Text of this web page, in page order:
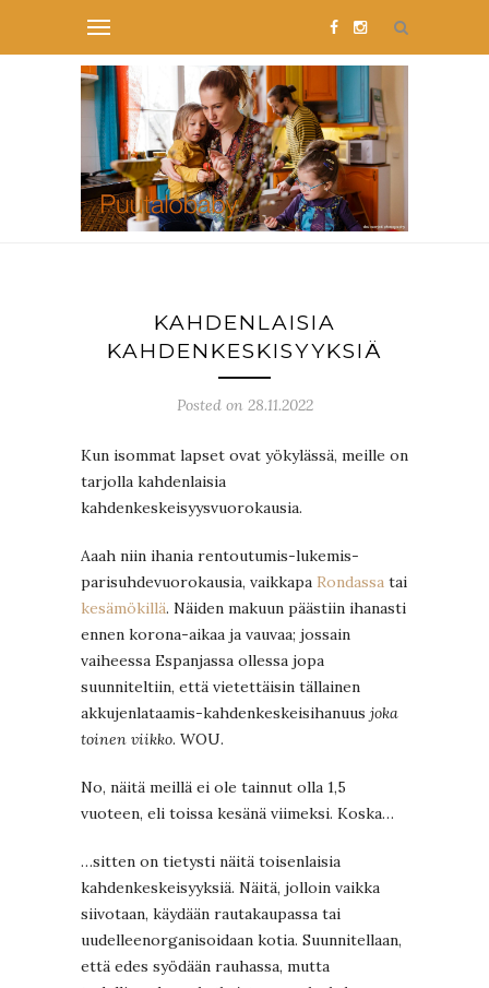
KAHDENLAISIA
KAHDENKESKISYYKSIÄ
Posted on 28.11.2022
Kun isommat lapset ovat yökylässä, meille on
tarjolla kahdenlaisia
kahdenkeskeisyysvuorokausia.
Aaah niin ihania rentoutumis-lukemis-
parisuhdevuorokausia, vaikkapa Rondassa tai
kesämökillä. Näiden makuun päästiin ihanasti
ennen korona-aikaa ja vauvaa; jossain
vaiheessa Espanjassa ollessa jopa
suunniteltiin, että vietettäisin tällainen
akkujenlataamis-kahdenkeskeisihanuus joka
toinen viikko. WOU.
No, näitä meillä ei ole tainnut olla 1,5
vuoteen, eli toissa kesänä viimeksi. Koska…
…sitten on tietysti näitä toisenlaisia
kahdenkeskeisyyksiä. Näitä, jolloin vaikka
siivotaan, käydään rautakaupassa tai
uudelleenorganisoidaan kotia. Suunnitellaan,
että edes syödään rauhassa, mutta